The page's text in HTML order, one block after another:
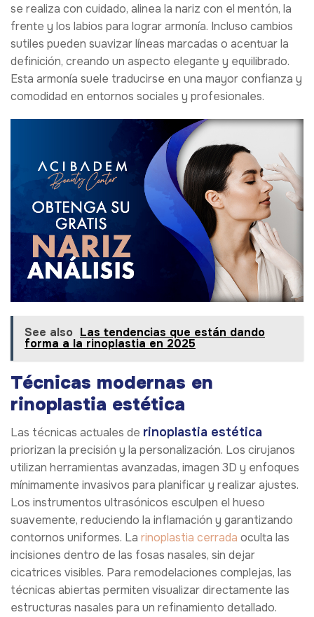
se realiza con cuidado, alinea la nariz con el mentón, la
frente y los labios para lograr armonía. Incluso cambios
sutiles pueden suavizar líneas marcadas o acentuar la
definición, creando un aspecto elegante y equilibrado.
Esta armonía suele traducirse en una mayor confianza y
comodidad en entornos sociales y profesionales.
See also Las tendencias que están dando
forma a la rinoplastia en 2025
Técnicas modernas en
rinoplastia estética
Las técnicas actuales de rinoplastia estética
priorizan la precisión y la personalización. Los cirujanos
utilizan herramientas avanzadas, imagen 3D y enfoques
mínimamente invasivos para planificar y realizar ajustes.
Los instrumentos ultrasónicos esculpen el hueso
suavemente, reduciendo la inflamación y garantizando
contornos uniformes. La rinoplastia cerrada oculta las
incisiones dentro de las fosas nasales, sin dejar
cicatrices visibles. Para remodelaciones complejas, las
técnicas abiertas permiten visualizar directamente las
estructuras nasales para un refinamiento detallado.